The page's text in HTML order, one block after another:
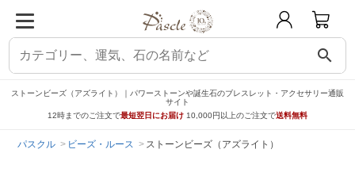
search
ストーンビーズ（アズライト）｜パワーストーンや誕生石のブレスレット・アクセサリー通販
サイト
12時までのご注文で最短翌日にお届け 10,000円以上のご注文で送料無料
パスクル ビーズ・ルース ストーンビーズ（アズライト）